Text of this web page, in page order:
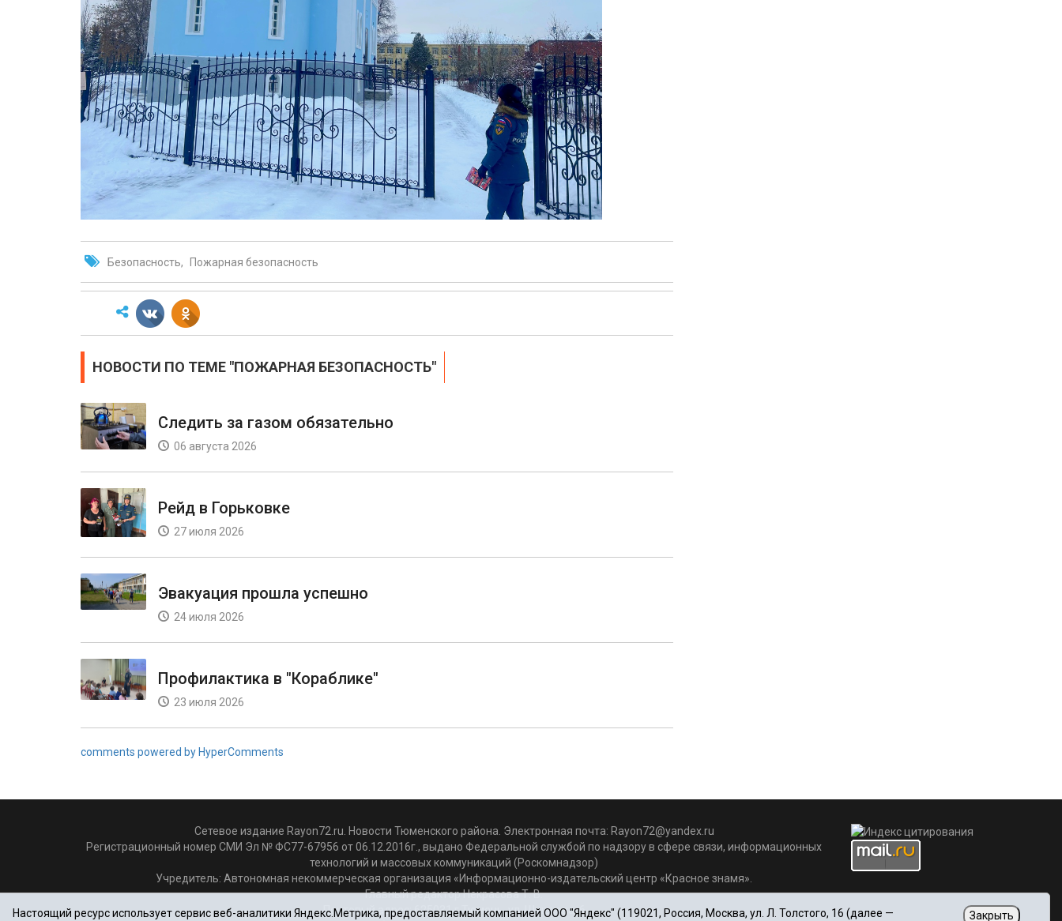
Безопасность Пожарная безопасность
НОВОСТИ ПО ТЕМЕ "ПОЖАРНАЯ БЕЗОПАСНОСТЬ"
Следить за газом обязательно
06 августа 2026
Рейд в Горьковке
27 июля 2026
Эвакуация прошла успешно
24 июля 2026
Профилактика в "Кораблике"
23 июля 2026
comments powered by HyperComments
Сетевое издание Rayon72.ru. Новости Тюменского района. Электронная почта: Rayon72@yandex.ru
Регистрационный номер СМИ Эл № ФС77-67956 от 06.12.2016г., выдано Федеральной службой по надзору в сфере связи, информационных
технологий и массовых коммуникаций (Роскомнадзор)
Учредитель: Автономная некоммерческая организация «Информационно-издательский центр «Красное знамя».
Главный редактор Некрасова Т. В.
Почтовый адрес: 625031 г.Тюмень. ул. Шишкова, 6
Настоящий ресурс использует сервис веб-аналитики Яндекс.Метрика, предоставляемый компанией ООО "Яндекс" (119021, Россия, Москва, ул. Л. Толстого, 16 (далее — Закрыть